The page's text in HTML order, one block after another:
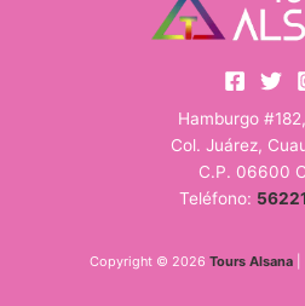
Hamburgo
Col. Juárez,
C.P. 06600
Teléfono:
Copyright © 2026 Tours Alsana